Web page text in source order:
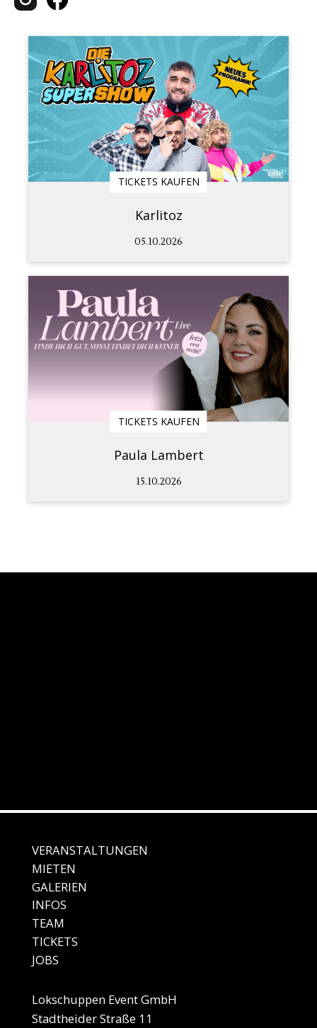
TICKETS KAUFEN
Karlitoz
05.10.2026
TICKETS KAUFEN
Paula Lambert
15.10.2026
VERANSTALTUNGEN
MIETEN
GALERIEN
INFOS
TEAM
TICKETS
JOBS
Lokschuppen Event GmbH
Stadtheider Straße 11